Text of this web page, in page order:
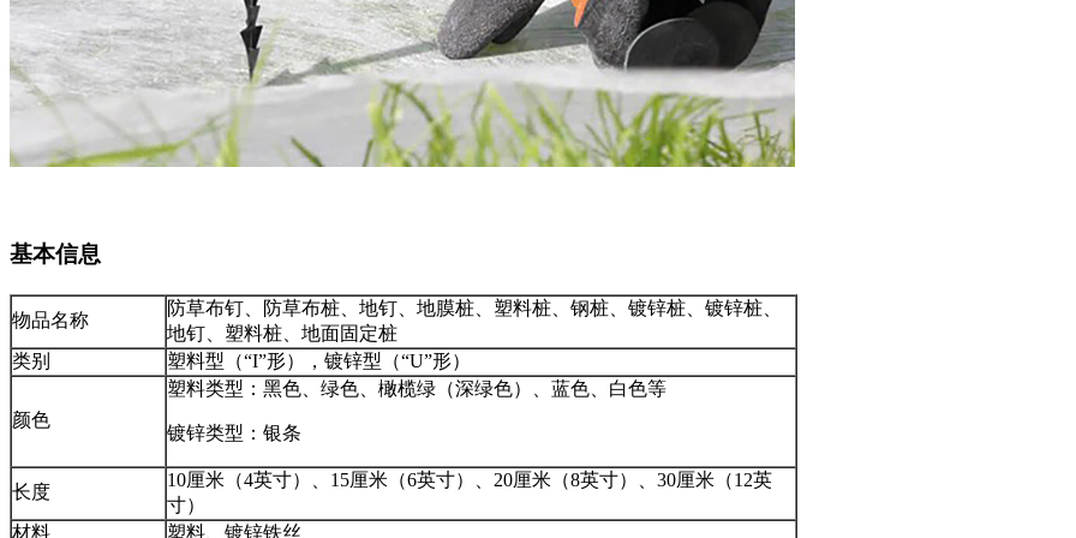
基本信息
物品名称
防草布钉、防草布桩、地钉、地膜桩、塑料桩、钢桩、镀锌桩、镀锌桩、
地钉、塑料桩、地面固定桩
类别
塑料型（“I”形），镀锌型（“U”形）
颜色
塑料类型：黑色、绿色、橄榄绿（深绿色）、蓝色、白色等
镀锌类型：银条
长度
10厘米（4英寸）、15厘米（6英寸）、20厘米（8英寸）、30厘米（12英
寸）
材料
塑料、镀锌铁丝